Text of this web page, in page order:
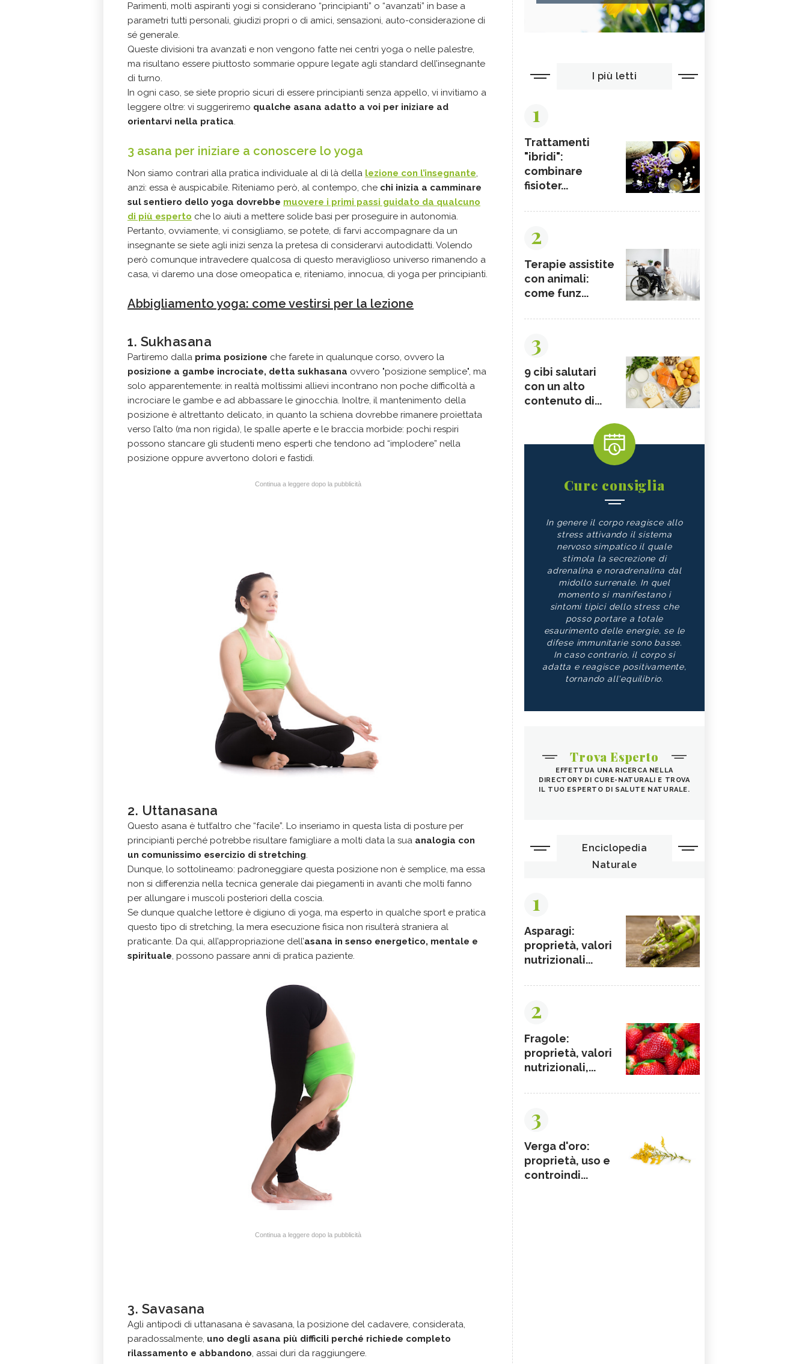
Parimenti, molti aspiranti yogi si considerano “principianti” o “avanzati” in base a
parametri tutti personali, giudizi propri o di amici, sensazioni, auto-considerazione di
sé generale.
Queste divisioni tra avanzati e non vengono fatte nei centri yoga o nelle palestre,
ma risultano essere piuttosto sommarie oppure legate agli standard dell’insegnante
di turno.
In ogni caso, se siete proprio sicuri di essere principianti senza appello, vi invitiamo a
leggere oltre: vi suggeriremo qualche asana adatto a voi per iniziare ad
orientarvi nella pratica.
3 asana per iniziare a conoscere lo yoga
Non siamo contrari alla pratica individuale al di là della lezione con l’insegnante,
anzi: essa è auspicabile. Riteniamo però, al contempo, che chi inizia a camminare
sul sentiero dello yoga dovrebbe muovere i primi passi guidato da qualcuno
di più esperto che lo aiuti a mettere solide basi per proseguire in autonomia.
Pertanto, ovviamente, vi consigliamo, se potete, di farvi accompagnare da un
insegnante se siete agli inizi senza la pretesa di considerarvi autodidatti. Volendo
però comunque intravedere qualcosa di questo meraviglioso universo rimanendo a
casa, vi daremo una dose omeopatica e, riteniamo, innocua, di yoga per principianti.
Abbigliamento yoga: come vestirsi per la lezione
1. Sukhasana
Partiremo dalla prima posizione che farete in qualunque corso, ovvero la
posizione a gambe incrociate, detta sukhasana ovvero "posizione semplice", ma
solo apparentemente: in realtà moltissimi allievi incontrano non poche difficoltà a
incrociare le gambe e ad abbassare le ginocchia. Inoltre, il mantenimento della
posizione è altrettanto delicato, in quanto la schiena dovrebbe rimanere proiettata
verso l’alto (ma non rigida), le spalle aperte e le braccia morbide: pochi respiri
possono stancare gli studenti meno esperti che tendono ad “implodere” nella
posizione oppure avvertono dolori e fastidi.
Continua a leggere dopo la pubblicità
2. Uttanasana
Questo asana è tutt’altro che “facile”. Lo inseriamo in questa lista di posture per
principianti perché potrebbe risultare famigliare a molti data la sua analogia con
un comunissimo esercizio di stretching.
Dunque, lo sottolineamo: padroneggiare questa posizione non è semplice, ma essa
non si differenzia nella tecnica generale dai piegamenti in avanti che molti fanno
per allungare i muscoli posteriori della coscia.
Se dunque qualche lettore è digiuno di yoga, ma esperto in qualche sport e pratica
questo tipo di stretching, la mera esecuzione fisica non risulterà straniera al
praticante. Da qui, all’appropriazione dell’asana in senso energetico, mentale e
spirituale, possono passare anni di pratica paziente.
Continua a leggere dopo la pubblicità
3. Savasana
Agli antipodi di uttanasana è savasana, la posizione del cadavere, considerata,
paradossalmente, uno degli asana più difficili perché richiede completo
rilassamento e abbandono , assai duri da raggiungere.
I più letti
1
Trattamenti
"ibridi":
combinare
fisioter...
2
Terapie assistite
con animali:
come funz...
3
9 cibi salutari
con un alto
contenuto di...
Cure consiglia
In genere il corpo reagisce allo
stress attivando il sistema
nervoso simpatico il quale
stimola la secrezione di
adrenalina e noradrenalina dal
midollo surrenale. In quel
momento si manifestano i
sintomi tipici dello stress che
posso portare a totale
esaurimento delle energie, se le
difese immunitarie sono basse.
In caso contrario, il corpo si
adatta e reagisce positivamente,
tornando all'equilibrio.
Trova Esperto
EFFETTUA UNA RICERCA NELLA
DIRECTORY DI CURE-NATURALI E TROVA
IL TUO ESPERTO DI SALUTE NATURALE.
Enciclopedia
Naturale
1
Asparagi:
proprietà, valori
nutrizionali...
2
Fragole:
proprietà, valori
nutrizionali,...
3
Verga d'oro:
proprietà, uso e
controindi...